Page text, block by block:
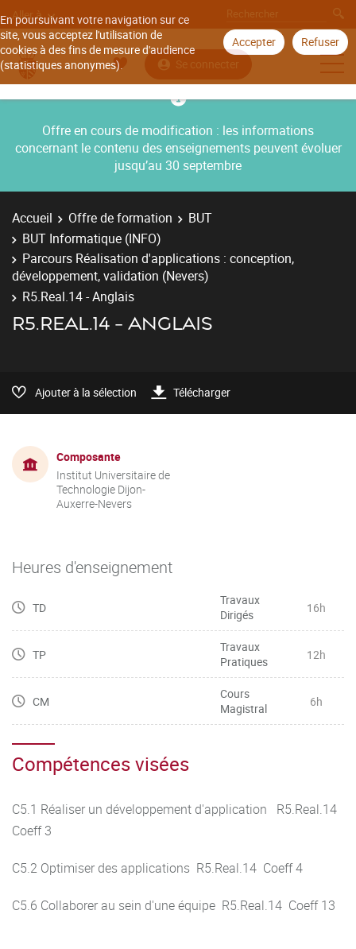
En poursuivant votre navigation sur ce
site, vous acceptez l'utilisation de
cookies à des fins de mesure d'audience
(statistiques anonymes).
Accepter Refuser
Aller à
Se connecter
Offre en cours de modification : les informations
concernant le contenu des enseignements peuvent évoluer
jusqu’au 30 septembre
Accueil Offre de formation
BUT
BUT Informatique (INFO)
Parcours Réalisation d'applications : conception,
développement, validation (Nevers)
R5.Real.14 - Anglais
R5.REAL.14 - ANGLAIS
Ajouter à la sélection Télécharger
Composante
Institut Universitaire de
Technologie Dijon-
Auxerre-Nevers
Heures d'enseignement
TD
Travaux
Dirigés
16h
TP
Travaux
Pratiques
12h
CM
Cours
Magistral
6h
Compétences visées
C5.1 Réaliser un développement d'application R5.Real.14
Coeff 3
C5.2 Optimiser des applications R5.Real.14 Coeff 4
C5.6 Collaborer au sein d'une équipe R5.Real.14 Coeff 13